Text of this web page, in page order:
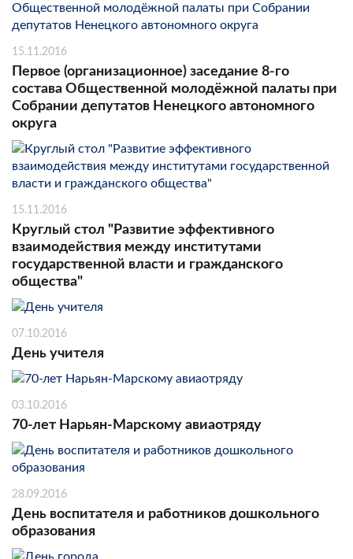
15.11.2016
Первое (организационное) заседание 8-го
состава Общественной молодёжной палаты при
Собрании депутатов Ненецкого автономного
округа
15.11.2016
Круглый стол "Развитие эффективного
взаимодействия между институтами
государственной власти и гражданского
общества"
07.10.2016
День учителя
03.10.2016
70-лет Нарьян-Марскому авиаотряду
28.09.2016
День воспитателя и работников дошкольного
образования